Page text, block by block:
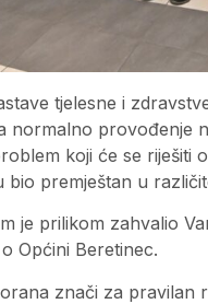
tjelesne i
normalno provođenje
koji će se riješiti
premještan u
je prilikom zahvalio
Općini Beretinec.
znači za pravilan